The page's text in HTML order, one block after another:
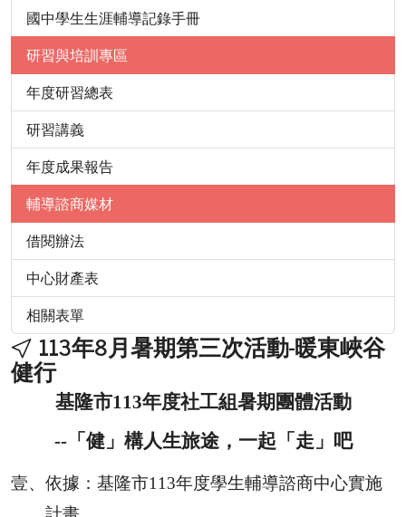
國中學生生涯輔導記錄手冊
研習與培訓專區
年度研習總表
研習講義
年度成果報告
輔導諮商媒材
借閱辦法
中心財產表
相關表單
113年8月暑期第三次活動-暖東峽谷
健行
基隆市113年度社工組暑期團體活動
--「健」構人生旅途，一起「走」吧
壹、 依據： 基隆市113年度學生輔導諮商中心實施